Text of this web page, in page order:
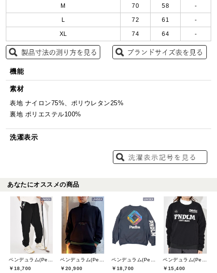
M 70 58 -
L 72 61 -
XL 74 64 -
機能
素材
表地 ナイロン75%、ポリウレタン25%
裏地 ポリエステル100%
洗濯表示
あなたにオススメの商品
￥18,700
￥20,900
￥18,700
￥15,400